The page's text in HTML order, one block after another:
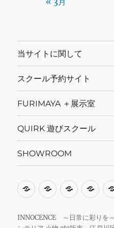
当サイトに関して
スクール予約サイト
FURIMAYA ＋展示室
QUIRK 遊びスクール
SHOWROOM
当
イ
ス
ー
展
び
INNOCENCE ～日常に彩りを